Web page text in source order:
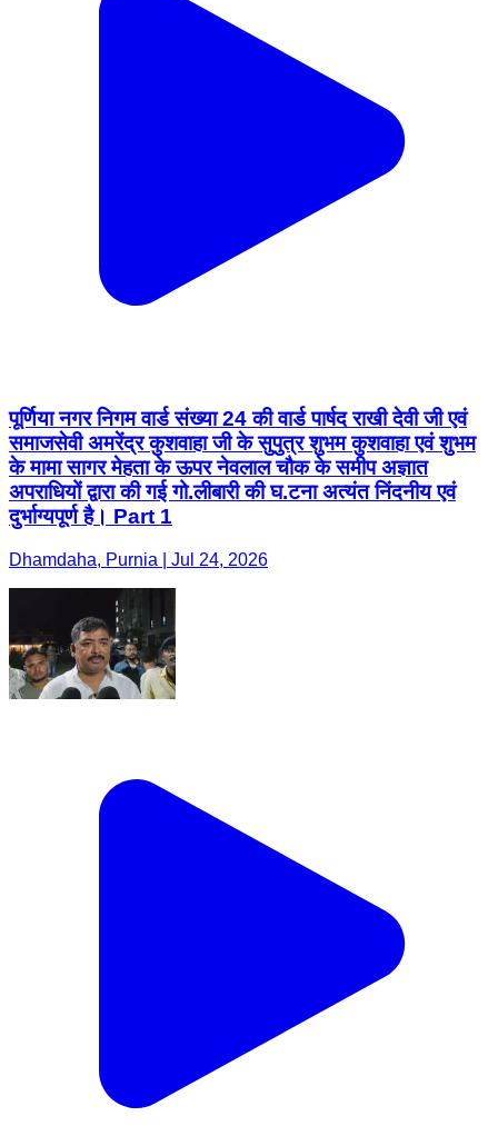
पूर्णिया नगर निगम वार्ड संख्या 24 की वार्ड पार्षद राखी देवी जी एवं
समाजसेवी अमरेंद्र कुशवाहा जी के सुपुत्र शुभम कुशवाहा एवं शुभम
के मामा सागर मेहता के ऊपर नेवलाल चौक के समीप अज्ञात
अपराधियों द्वारा की गई गो.लीबारी की घ.टना अत्यंत निंदनीय एवं
दुर्भाग्यपूर्ण है। Part 1
Dhamdaha, Purnia | Jul 24, 2026